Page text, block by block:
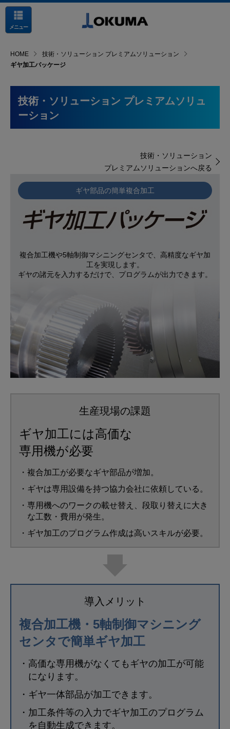
メニュー
HOME
技術・ソリューション プレミアムソリューション
ギヤ加工パッケージ
技術・ソリューション プレミアムソリュ
ーション
技術・ソリューション
プレミアムソリューションへ戻る
ギヤ部品の簡単複合加工
複合加工機や5軸制御マシニングセンタで、高精度なギヤ加
工を実現します。
ギヤの諸元を入力するだけで、プログラムが出力できます。
生産現場の課題
ギヤ加工には高価な
専用機が必要
・複合加工が必要なギヤ部品が増加。
・ギヤは専用設備を持つ協力会社に依頼している。
・専用機へのワークの載せ替え、段取り替えに大き
な工数・費用が発生。
・ギヤ加工のプログラム作成は高いスキルが必要。
導入メリット
複合加工機・ 5軸制御マシニング
センタで簡単ギヤ加工
・高価な専用機がなくてもギヤの加工が可能
になります。
・ギヤ一体部品が加工できます。
・加工条件等の入力でギヤ加工のプログラム
を自動生成できます。